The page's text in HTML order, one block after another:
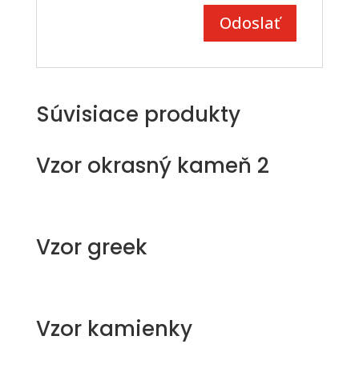
Súvisiace produkty
Vzor okrasný kameň 2
Vzor greek
Vzor kamienky